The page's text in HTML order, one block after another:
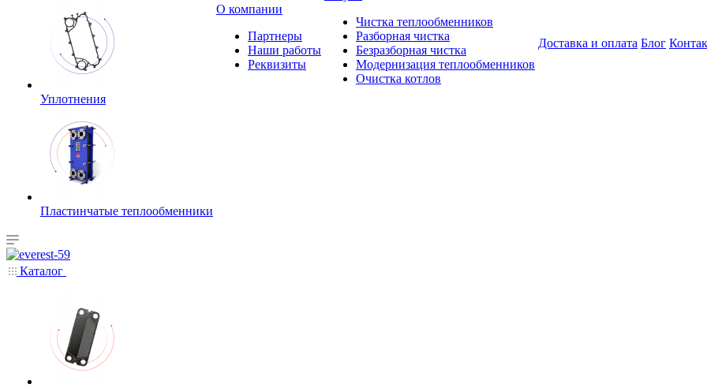
Уплотнения
Пластинчатые теплообменники
О компании
Партнеры
Наши работы
Реквизиты
Чистка теплообменников
Разборная чистка
Безразборная чистка
Модернизация теплообменников
Очистка котлов
Доставка и оплата Блог
Каталог